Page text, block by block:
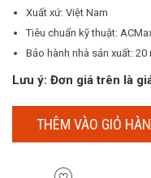
Xuất xứ: Việt Nam
Tiêu chuẩn kỹ thuật:
Bảo hành nhà sản xuất: 20
Lưu ý: Đơn giá trên là
THÊM VÀO GIỎ